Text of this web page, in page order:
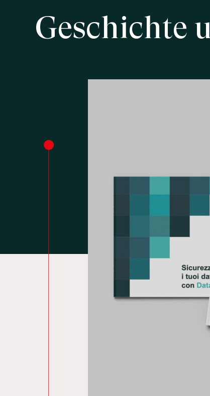
Geschichte